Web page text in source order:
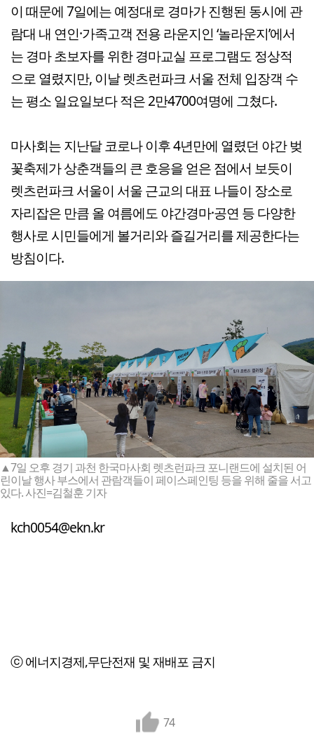
이 때문에 7일에는 예정대로 경마가 진행된 동시에 관
람대 내 연인·가족고객 전용 라운지인 ‘놀라운지’에서
는 경마 초보자를 위한 경마교실 프로그램도 정상적
으로 열렸지만, 이날 렛츠런파크 서울 전체 입장객 수
는 평소 일요일보다 적은 2만4700여명에 그쳤다.
마사회는 지난달 코로나 이후 4년만에 열렸던 야간 벚
꽃축제가 상춘객들의 큰 호응을 얻은 점에서 보듯이
렛츠런파크 서울이 서울 근교의 대표 나들이 장소로
자리잡은 만큼 올 여름에도 야간경마·공연 등 다양한
행사로 시민들에게 볼거리와 즐길거리를 제공한다는
방침이다.
▲7일 오후 경기 과천 한국마사회 렛츠런파크 포니랜드에 설치된 어
린이날 행사 부스에서 관람객들이 페이스페인팅 등을 위해 줄을 서고
있다. 사진=김철훈 기자
kch0054@ekn.kr
ⓒ 에너지경제,무단전재 및 재배포 금지
74